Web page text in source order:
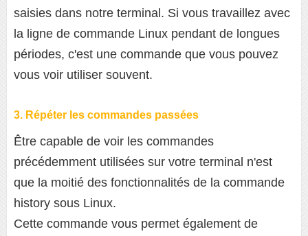
saisies dans notre terminal. Si vous travaillez avec
la ligne de commande Linux pendant de longues
périodes, c'est une commande que vous pouvez
vous voir utiliser souvent.
3. Répéter les commandes passées
Être capable de voir les commandes
précédemment utilisées sur votre terminal n'est
que la moitié des fonctionnalités de la commande
history sous Linux.
Cette commande vous permet également de